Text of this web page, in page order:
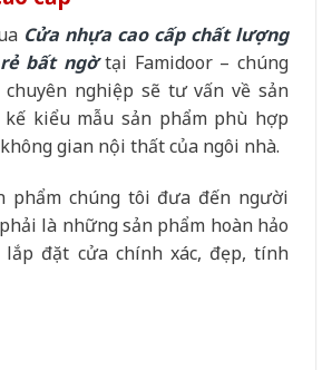
Cửa nhựa cao cấp chất lượng
bất ngờtại Famidoor – chúng
nghiệp sẽ tư vấn về sản
kiểu mẫu sản phẩm phù hợp
gian nội thất của ngôi nhà.
phẩm chúng tôi đưa đến người
là những sản phẩm hoàn hảo
lắp đặt cửa chính xác, đẹp, tính